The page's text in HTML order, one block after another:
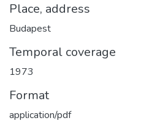
Place, address
Budapest
Temporal coverage
1973
Format
application/pdf